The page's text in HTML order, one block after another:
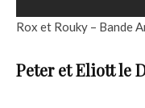
Rox et Rouky – Bande
Peter et Eliott le